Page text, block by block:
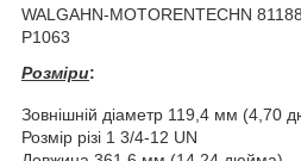
WALGAHN-MOTORENTECHN
P1063
Розміри:
Зовнішній діаметр 119,4 мм (4,70
Розмір різі 1 3/4-12 UN